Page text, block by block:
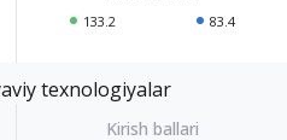
133.2 83.4
texnologiyalar